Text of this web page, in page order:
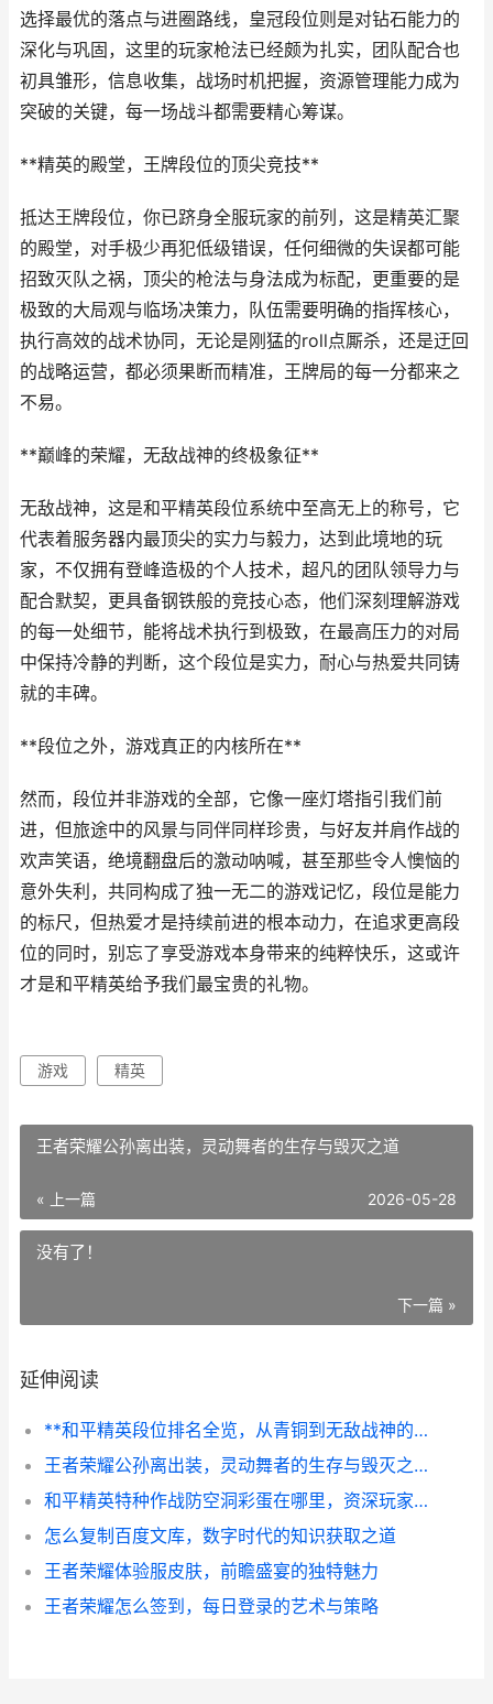
选择最优的落点与进圈路线，皇冠段位则是对钻石能力的
深化与巩固，这里的玩家枪法已经颇为扎实，团队配合也
初具雏形，信息收集，战场时机把握，资源管理能力成为
突破的关键，每一场战斗都需要精心筹谋。
**精英的殿堂，王牌段位的顶尖竞技**
抵达王牌段位，你已跻身全服玩家的前列，这是精英汇聚
的殿堂，对手极少再犯低级错误，任何细微的失误都可能
招致灭队之祸，顶尖的枪法与身法成为标配，更重要的是
极致的大局观与临场决策力，队伍需要明确的指挥核心，
执行高效的战术协同，无论是刚猛的roll点厮杀，还是迂回
的战略运营，都必须果断而精准，王牌局的每一分都来之
不易。
**巅峰的荣耀，无敌战神的终极象征**
无敌战神，这是和平精英段位系统中至高无上的称号，它
代表着服务器内最顶尖的实力与毅力，达到此境地的玩
家，不仅拥有登峰造极的个人技术，超凡的团队领导力与
配合默契，更具备钢铁般的竞技心态，他们深刻理解游戏
的每一处细节，能将战术执行到极致，在最高压力的对局
中保持冷静的判断，这个段位是实力，耐心与热爱共同铸
就的丰碑。
**段位之外，游戏真正的内核所在**
然而，段位并非游戏的全部，它像一座灯塔指引我们前
进，但旅途中的风景与同伴同样珍贵，与好友并肩作战的
欢声笑语，绝境翻盘后的激动呐喊，甚至那些令人懊恼的
意外失利，共同构成了独一无二的游戏记忆，段位是能力
的标尺，但热爱才是持续前进的根本动力，在追求更高段
位的同时，别忘了享受游戏本身带来的纯粹快乐，这或许
才是和平精英给予我们最宝贵的礼物。
游戏 精英
王者荣耀公孙离出装，灵动舞者的生存与毁灭之道
« 上一篇 2026-05-28
没有了！
下一篇 »
延伸阅读
**和平精英段位排名全览，从青铜到无敌战神的进阶之路**
王者荣耀公孙离出装，灵动舞者的生存与毁灭之道
和平精英特种作战防空洞彩蛋在哪里，资深玩家的寻宝路线图副标题
怎么复制百度文库，数字时代的知识获取之道
王者荣耀体验服皮肤，前瞻盛宴的独特魅力
王者荣耀怎么签到，每日登录的艺术与策略